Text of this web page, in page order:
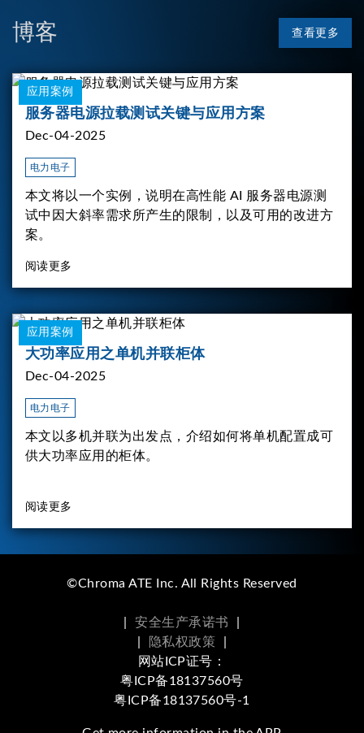
博客 查看更多
应用案例
服务器电源拉载测试关键与应用方案
Dec-04-2025
电力电子
本文将以一个实例，说明在高性能 AI 服务器电源测
试中因大斜率需求所产生的限制，以及可用的改进方
案。
阅读更多
应用案例
大功率应用之单机并联柜体
Dec-04-2025
电力电子
本文以多机并联为出发点，介绍如何将单机配置成可
供大功率应用的柜体。
阅读更多
©Chroma ATE Inc. All Rights Reserved
安全生产承诺书
隐私权政策
网站ICP证号：
粤ICP备18137560号
粤ICP备18137560号-1